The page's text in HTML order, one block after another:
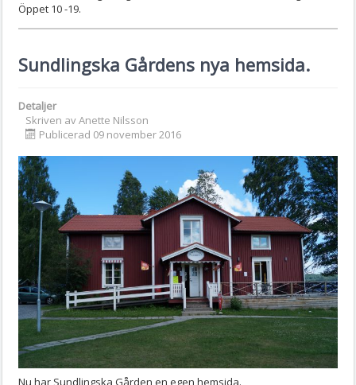
Öppet 10 -19.
Sundlingska Gårdens nya hemsida.
Detaljer
Skriven avAnette Nilsson
Publicerad 09 november 2016
Nu har Sundlingska Gården en egen hemsida.